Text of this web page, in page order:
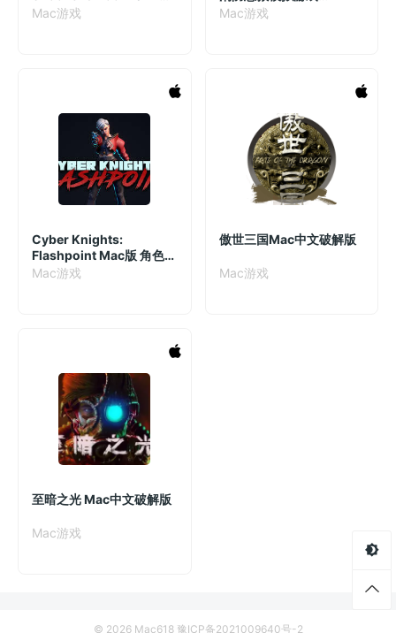
Mac版 斯诺克竞技游戏
Mac游戏
v1.01(Build 090724-2)
Mac游戏
Cyber Knights:
Flashpoint Mac版 角色扮
演游戏 v1.8.39 英文原生
Mac游戏
傲世三国Mac中文破解版
Mac游戏
至暗之光 Mac中文破解版
Mac游戏
© 2026 Mac618 豫ICP备2021009640号-2